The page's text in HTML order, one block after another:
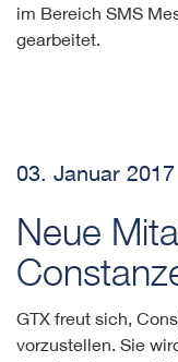
im Bereich SMS
gearbeitet.
03. Januar 2017
Neue
GTX freut sich,
vorzustellen. Sie